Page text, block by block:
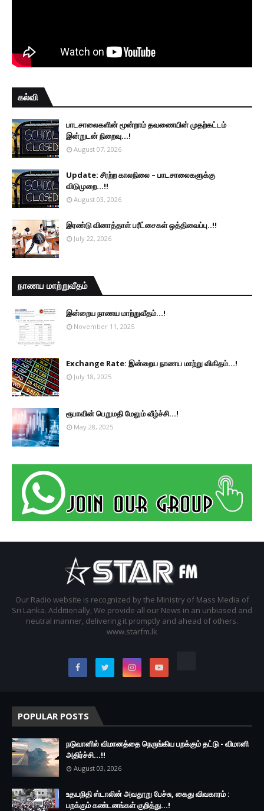
கல்வி
பாடசாலைகளின் மூன்றாம் தவணையின் முதற்கட்டம்
இன்றுடன் நிறைவு...!
August 07, 2026
Update: சீரற்ற காலநிலை – பாடசாலைகளுக்கு
விடுமுறை...!!
August 03, 2026
இரண்டு வினாத்தாள் பரீட்சைகள் ஒத்திவைப்பு..!!
July 22, 2026
நாணய மாற்றுவீதம்
இன்றைய நாணய மாற்றுவீதம்...!
November 11, 2025
Exchange Rate: இன்றைய நாணய மாற்று விகிதம்...!
July 18, 2025
ரூபாவின் பெறுமதி மேலும் வீழ்ச்சி...!
May 28, 2025
Our Radio website is recognized by the Ministry of Mass Media of
Sri Lanka. Additionally, We provide all our News in an unbiased and
neutral manner, delivering it promptly and ahead of others.
www.starfm.lk
POPULAR POSTS
நடுவானில் விமானத்தை நெருங்கிய பறக்கும் தட்டு - விமானி
அதிர்ச்சி...!!
August 03, 2026
உதயநிதி ஸ்டாலின் அவதூறு பேச்சு, கைது விவகாரம் :
பறக்கும் கண்டனங்கள் குறித்து...!